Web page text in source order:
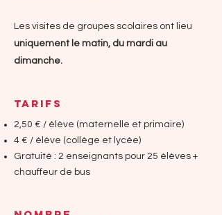
Les visites de groupes scolaires ont lieu
uniquement le matin, du mardi au
dimanche.
TARIFs
2,50 € / élève (maternelle et primaire)
4 € / élève (collège et lycée)
Gratuité : 2 enseignants pour 25 élèves +
chauffeur de bus